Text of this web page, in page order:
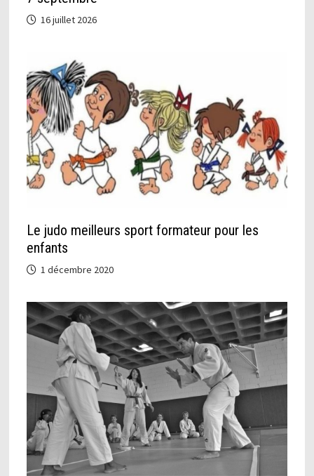
16 juillet 2026
Le judo meilleurs sport formateur pour les
enfants
1 décembre 2020